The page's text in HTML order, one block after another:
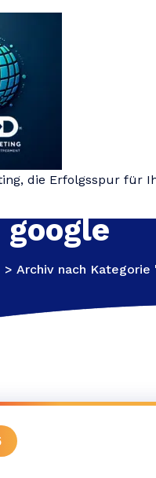
die Erfolgsspur für
google
> Archiv nach Kategorie